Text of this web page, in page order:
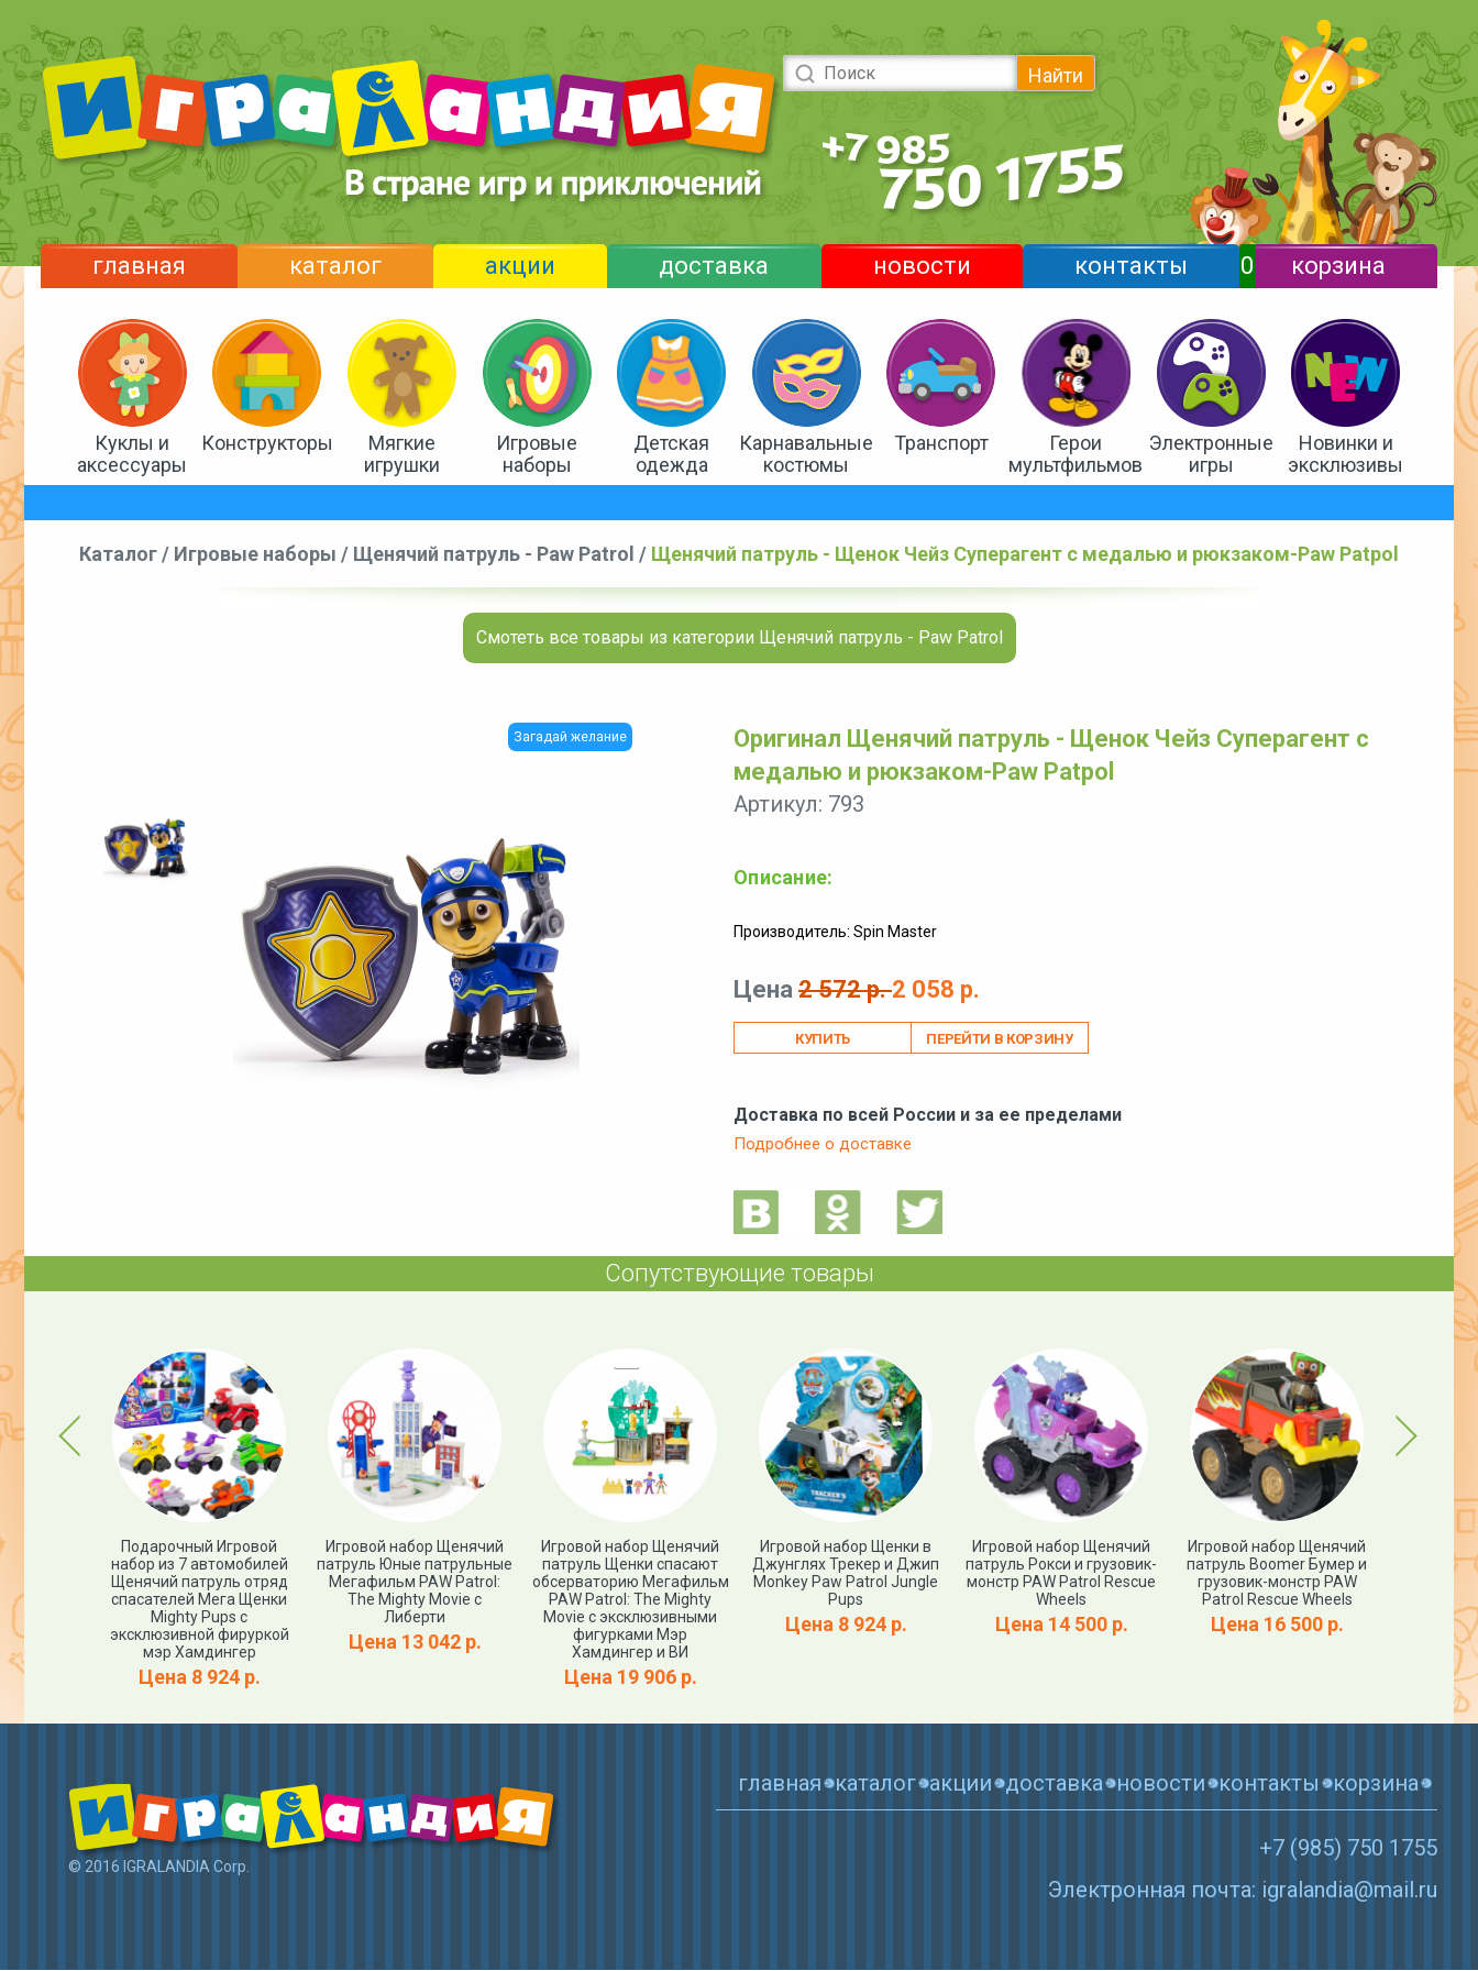
Найти
главная каталог акции доставка новости контакты 0 корзина
Куклы и
аксессуары
Конструкторы
Мягкие
игрушки
Игровые
наборы
Детская
одежда
Карнавальные
костюмы
Транспорт
Герои
мультфильмов
Электронные
игры
Новинки и
эксклюзивы
Каталог / Игровые наборы / Щенячий патруль - Paw Patrol / Щенячий патруль - Щенок Чейз Суперагент с медалью и рюкзаком-Paw Patpol
Смотеть все товары из категории Щенячий патруль - Paw Patrol
Загадай желание
Оригинал Щенячий патруль - Щенок Чейз Суперагент с
медалью и рюкзаком-Paw Patpol
Артикул: 793
Описание:
Производитель: Spin Master
Цена 2 572 р.2 058 р.
ПЕРЕЙТИ В КОРЗИНУ
Доставка по всей России и за ее пределами
Подробнее о доставке
Сопутствующие товары
Previous
Patrol:
р.
Подарочный Игровой
набор из 7 автомобилей
Щенячий патруль отряд
спасателей Мега Щенки
Mighty Pups с
эксклюзивной фируркой
мэр Хамдингер
Цена 8 924 р.
Игровой набор Щенячий
патруль Юные патрульные
Мегафильм PAW Patrol:
The Mighty Movie с
Либерти
Цена 13 042 р.
Игровой набор Щенячий
патруль Щенки спасают
обсерваторию Мегафильм
PAW Patrol: The Mighty
Movie с эксклюзивными
фигурками Мэр
Хамдингер и ВИ
Цена 19 906 р.
Игровой набор Щенки в
Джунглях Трекер и Джип
Monkey Paw Patrol Jungle
Pups
Цена 8 924 р.
Игровой набор Щенячий
патруль Рокси и грузовик-
монстр PAW Patrol Rescue
Wheels
Цена 14 500 р.
Игровой набор Щенячий
патруль Boomer Бумер и
грузовик-монстр PAW
Patrol Rescue Wheels
Цена 16 500 р.
Next
© 2016 IGRALANDIA Corp.
главная каталог акции доставка новости контакты корзина
+7 (985) 750 1755
Электронная почта: igralandia@mail.ru